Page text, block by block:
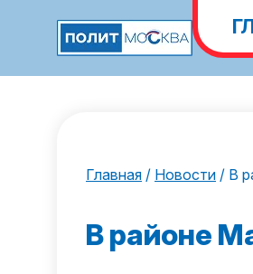
Главная / Новости / В
В районе